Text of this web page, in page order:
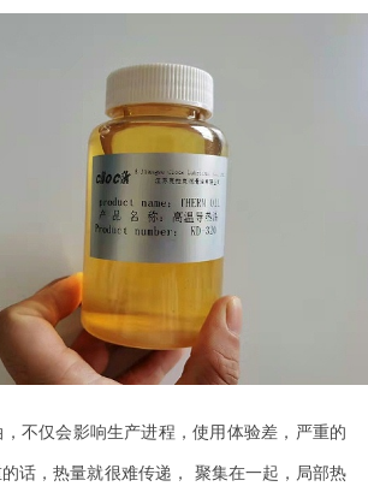
不仅会影响生产进程，使用体验差，严重的
话，热量就很难传递， 聚集在一起，局部热